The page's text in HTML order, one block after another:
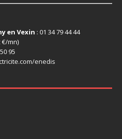
en Vexin : 01 34 79 44 44
€/mn)
95
enedis